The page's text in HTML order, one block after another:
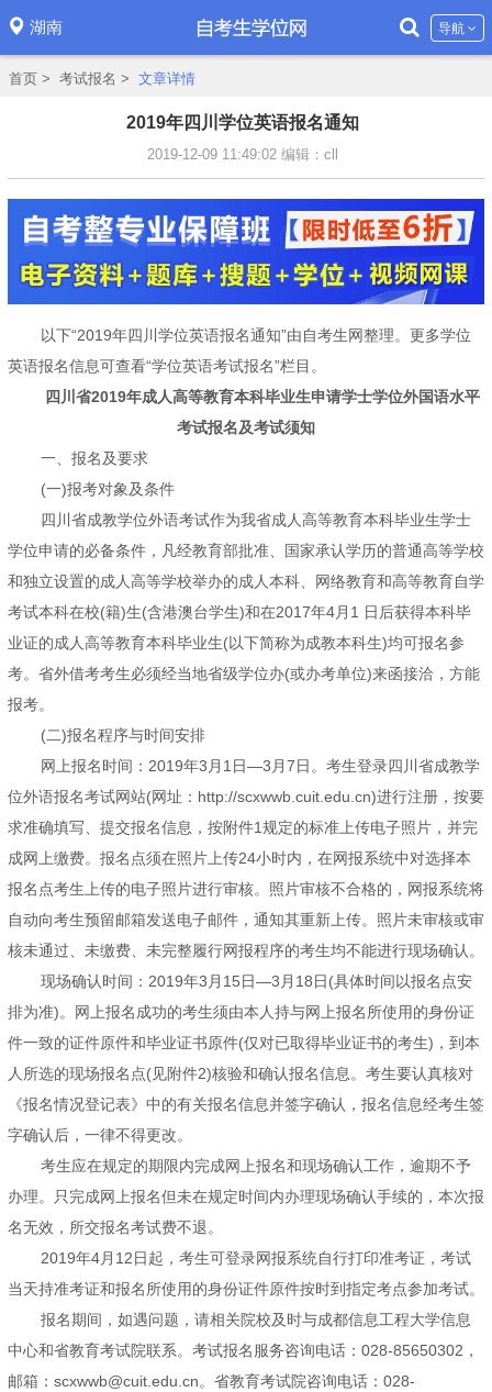
湖南 导航
首页 > 考试报名 > 文章详情
2019年四川学位英语报名通知
2019-12-09 11:49:02 编辑：cll
以下“2019年四川学位英语报名通知”由自考生网整理。更多学位
英语报名信息可查看“学位英语考试报名”栏目。
四川省2019年成人高等教育本科毕业生申请学士学位外国语水平
考试报名及考试须知
一、报名及要求
(一)报考对象及条件
四川省成教学位外语考试作为我省成人高等教育本科毕业生学士
学位申请的必备条件，凡经教育部批准、国家承认学历的普通高等学校
和独立设置的成人高等学校举办的成人本科、网络教育和高等教育自学
考试本科在校(籍)生(含港澳台学生)和在2017年4月1 日后获得本科毕
业证的成人高等教育本科毕业生(以下简称为成教本科生)均可报名参
考。省外借考考生必须经当地省级学位办(或办考单位)来函接洽，方能
报考。
(二)报名程序与时间安排
网上报名时间：2019年3月1日—3月7日。考生登录四川省成教学
位外语报名考试网站(网址：http://scxwwb.cuit.edu.cn)进行注册，按要
求准确填写、提交报名信息，按附件1规定的标准上传电子照片，并完
成网上缴费。报名点须在照片上传24小时内，在网报系统中对选择本
报名点考生上传的电子照片进行审核。照片审核不合格的，网报系统将
自动向考生预留邮箱发送电子邮件，通知其重新上传。照片未审核或审
核未通过、未缴费、未完整履行网报程序的考生均不能进行现场确认。
现场确认时间：2019年3月15日—3月18日(具体时间以报名点安
排为准)。网上报名成功的考生须由本人持与网上报名所使用的身份证
件一致的证件原件和毕业证书原件(仅对已取得毕业证书的考生)，到本
人所选的现场报名点(见附件2)核验和确认报名信息。考生要认真核对
《报名情况登记表》中的有关报名信息并签字确认，报名信息经考生签
字确认后，一律不得更改。
考生应在规定的期限内完成网上报名和现场确认工作，逾期不予
办理。只完成网上报名但未在规定时间内办理现场确认手续的，本次报
名无效，所交报名考试费不退。
2019年4月12日起，考生可登录网报系统自行打印准考证，考试
当天持准考证和报名所使用的身份证件原件按时到指定考点参加考试。
报名期间，如遇问题，请相关院校及时与成都信息工程大学信息
中心和省教育考试院联系。考试报名服务咨询电话：028-85650302，
邮箱：scxwwb@cuit.edu.cn。省教育考试院咨询电话：028-